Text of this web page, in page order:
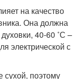
на качество
Она должна
40-60 ˚С –
электрической с
сухой, поэтому